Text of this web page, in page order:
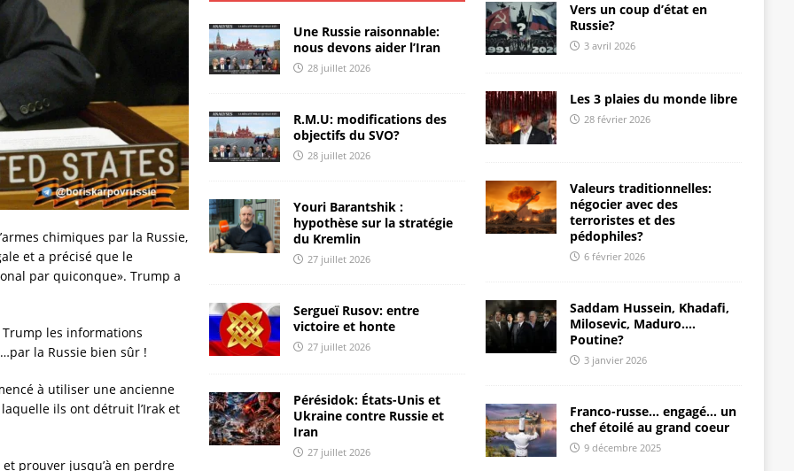
[ 25 juillet 2026 ]
ANALYSES & RÉACTIONS
[ 25 juillet 2026 ] РИА-К: la piraterie de nouveau légalisée
ANALYSES & RÉACTIONS
[ 24 juillet 2026 ] Sergueï Rusov: l’esprit d’Ohuélos
ANALYSES & RÉACTIONS
[ 24 juillet 2026 ] La Russie coupe l’Ukraine de la mer Noire
[ 24 juillet 2026 ] Il est impératif de frapper à la source des
attaques CHRONIQUES DE RUSSIE
Youri Barantshik : rapport ЦМАКП et
diagnostic de l’économie russe ANALYSES & RÉACTIONS
ANALYSES & RÉACTIONS
Une Russie raisonnable: nous devons aider
l’Iran ANALYSES & RÉACTIONS
chimiques par la Russie,
et a précisé que le
par quiconque». Trump a
les informations
la Russie bien sûr !
à utiliser une ancienne
ils ont détruit l’Irak et
prouver jusqu’à en perdre
Une Russie raisonnable:
nous devons aider l’Iran
28 juillet 2026
R.M.U: modifications des
objectifs du SVO?
28 juillet 2026
Youri Barantshik :
hypothèse sur la stratégie
du Kremlin
27 juillet 2026
Sergueï Rusov: entre
victoire et honte
27 juillet 2026
Pérésidok: États-Unis et
Ukraine contre Russie et
Iran
27 juillet 2026
Vers un coup d’état en
Russie?
3 avril 2026
Les 3 plaies du monde libre
28 février 2026
Valeurs traditionnelles:
négocier avec des
terroristes et des
pédophiles?
6 février 2026
Saddam Hussein, Khadafi,
Milosevic, Maduro….
Poutine?
3 janvier 2026
Franco-russe… engagé… un
chef étoilé au grand coeur
9 décembre 2025